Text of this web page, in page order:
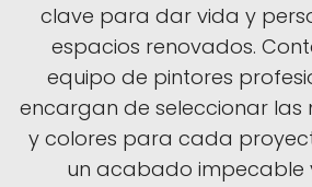
clave para dar vida y
espacios renovados.
equipo de pintores
encargan de seleccionar las
y colores para cada
un acabado impecable